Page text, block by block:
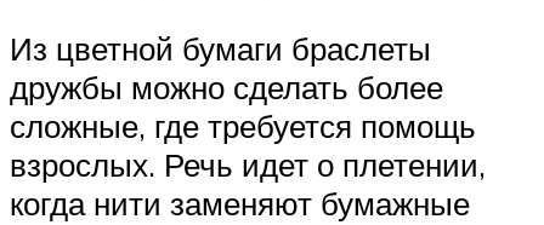
Из цветной бумаги браслеты
дружбы можно сделать более
сложные, где требуется помощь
взрослых. Речь идет о плетении,
когда нити заменяют бумажные